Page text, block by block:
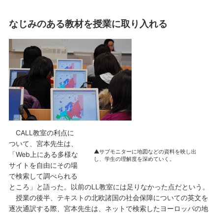
なじみのある教材を授業に取り入れる
▲サブモニターに地図などの資料を映し出
し、学生の理解度を深めていく。
CALL教室の利点に
ついて、宮本先生は、
「Web上にある多様な
サイトを自由にその場
で検索して調べられる
ところ」と語った。以前のLL教室には足りなかった点だという。
授業の後半、テキストの北欧諸国の社会保障についての英文を
逐次通訳する際、宮本先生は、ネットで検索したヨーロッパの地